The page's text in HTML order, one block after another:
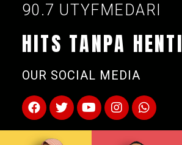
90.7 UTYFMEDARI
HITS TANPA HENTI
OUR SOCIAL MEDIA